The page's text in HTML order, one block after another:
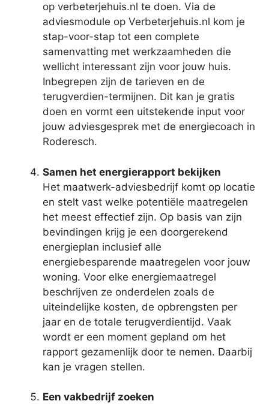
op verbeterjehuis.nl te doen. Via de
adviesmodule op Verbeterjehuis.nl kom je
stap-voor-stap tot een complete
samenvatting met werkzaamheden die
wellicht interessant zijn voor jouw huis.
Inbegrepen zijn de tarieven en de
terugverdien-termijnen. Dit kan je gratis
doen en vormt een uitstekende input voor
jouw adviesgesprek met de energiecoach in
Roderesch.
Samen het energierapport bekijken
Het maatwerk-adviesbedrijf komt op locatie
en stelt vast welke potentiële maatregelen
het meest effectief zijn. Op basis van zijn
bevindingen krijg je een doorgerekend
energieplan inclusief alle
energiebesparende maatregelen voor jouw
woning. Voor elke energiemaatregel
beschrijven ze onderdelen zoals de
uiteindelijke kosten, de opbrengsten per
jaar en de totale terugverdientijd. Vaak
wordt er een moment gepland om het
rapport gezamenlijk door te nemen. Daarbij
kan je vragen stellen.
Een vakbedrijf zoeken